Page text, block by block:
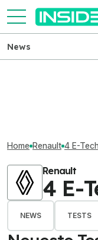
News
Home Renault 4 E-
Renault
4 E-
NEWS TESTS